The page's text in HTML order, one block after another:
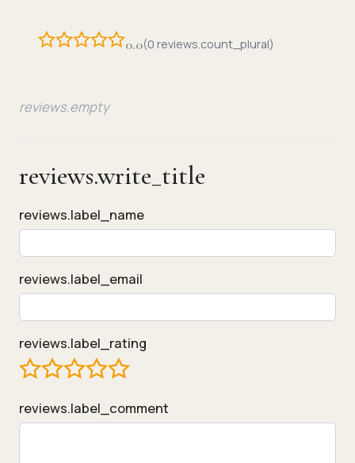
0.0(0 reviews.count_plural)
reviews.empty
reviews.write_title
reviews.label_name
reviews.label_email
reviews.label_rating
reviews.label_comment